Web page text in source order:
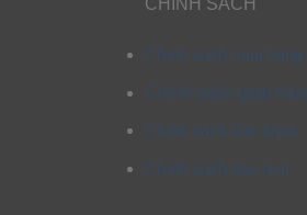
CHÍNH SÁCH
Chính sách mua hàng
Chính sách giao
Chính sách bảo hành
Chính sách bảo mật